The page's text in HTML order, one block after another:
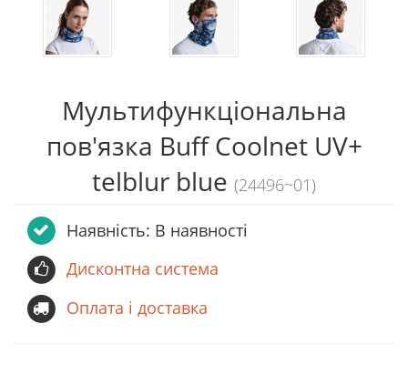
Мультифункціональна
пов'язка Buff Coolnet UV+
telblur blue (24496~01)
Наявність: В наявності
Дисконтна система
Оплата і доставка